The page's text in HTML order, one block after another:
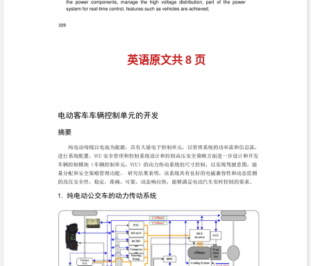
英语原文共 8 页